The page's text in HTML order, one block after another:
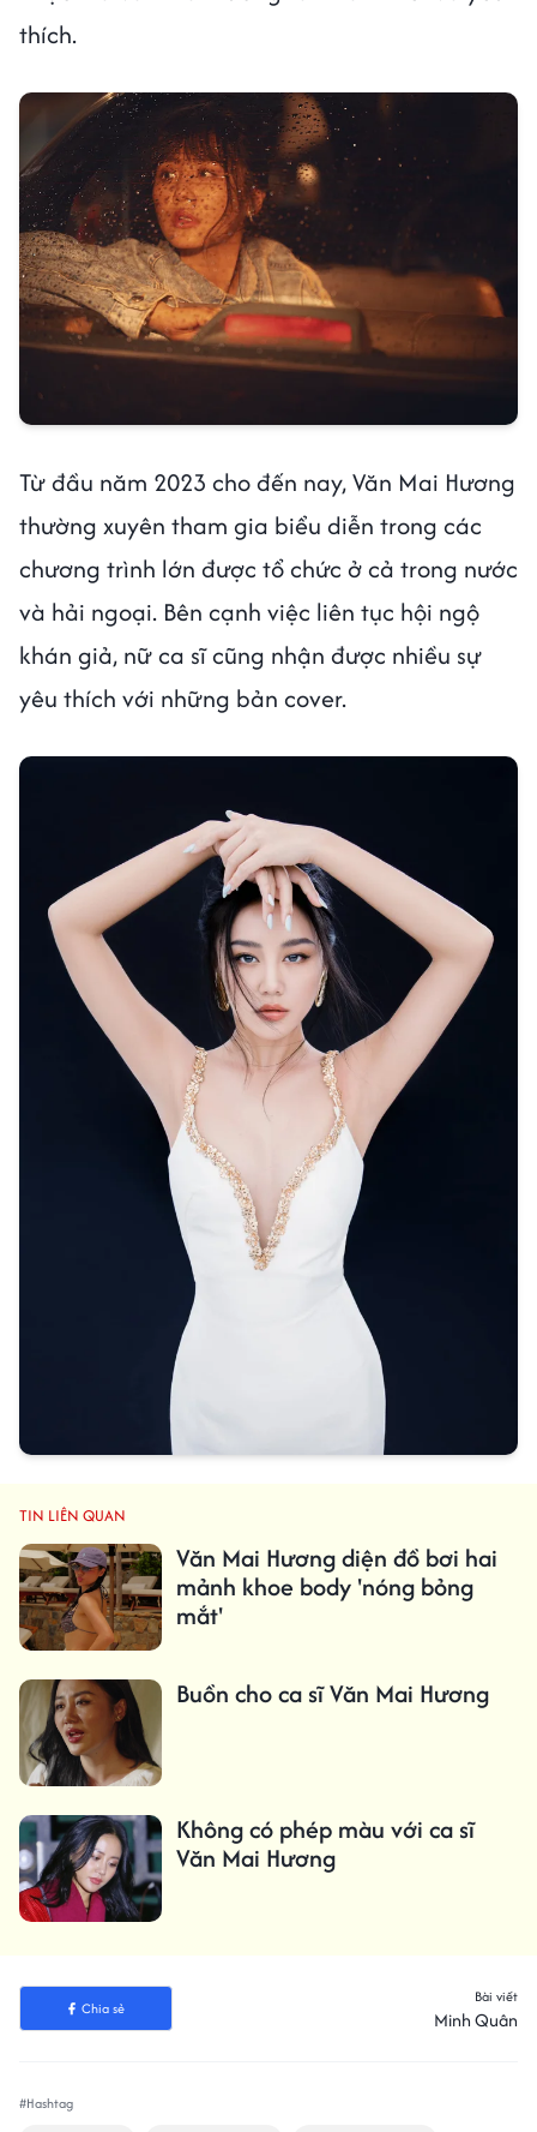
thích.
Từ đầu năm 2023 cho đến nay, Văn Mai Hương
thường xuyên tham gia biểu diễn trong các
chương trình lớn được tổ chức ở cả trong nước
và hải ngoại. Bên cạnh việc liên tục hội ngộ
khán giả, nữ ca sĩ cũng nhận được nhiều sự
yêu thích với những bản cover.
TIN LIÊN QUAN
Văn Mai Hương diện đồ bơi hai
mảnh khoe body 'nóng bỏng
mắt'
Buồn cho ca sĩ Văn Mai Hương
Không có phép màu với ca sĩ
Văn Mai Hương
Chia sẻ
Bài viết
Minh Quân
#Hashtag